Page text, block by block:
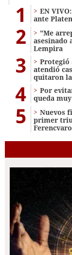
1
EN
ante
2
"Me
asesinado
Lempira
3
Protegió
atendió
quitaron
4
Por
queda
5
Nuevos
primer